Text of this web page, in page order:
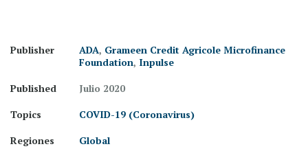
Publisher ADA, Grameen Credit Agricole Microfinance
Foundation, Inpulse
Published
Julio 2020
Topics
COVID-19 (Coronavirus)
Regiones
Global